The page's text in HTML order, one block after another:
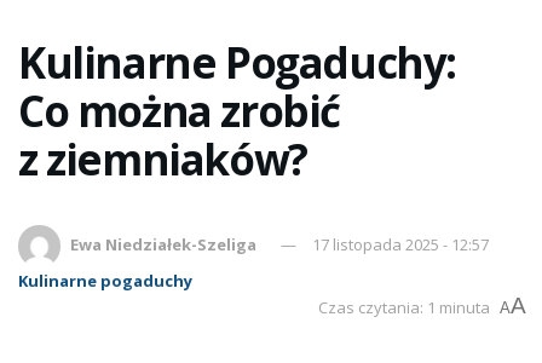
Kulinarne Pogaduchy:
Co można zrobić
z ziemniaków?
Ewa Niedziałek-Szeliga
17 listopada 2025 - 12:57
Kulinarne pogaduchy
Czas czytania: 1 minuta AA